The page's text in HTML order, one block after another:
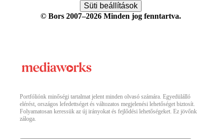
Süti beállítások
© Bors 2007–2026 Minden jog fenntartva.
Portfóliónk minőségi tartalmat jelent minden olvasó számára. Egyedülálló
elérést, országos lefedettséget és változatos megjelenési lehetőséget biztosít.
Folyamatosan keressük az új irányokat és fejlődési lehetőségeket. Ez jövőnk
záloga.